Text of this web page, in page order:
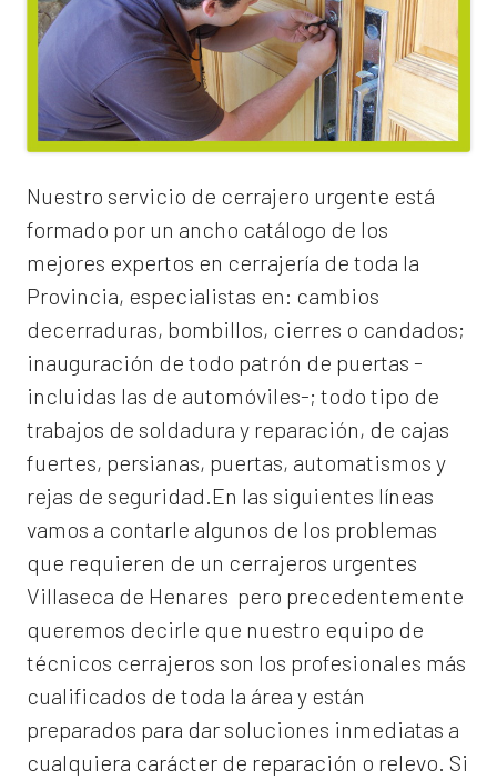
Nuestro servicio de cerrajero urgente está
formado por un ancho catálogo de los
mejores expertos en cerrajería de toda la
Provincia, especialistas en: cambios
decerraduras, bombillos, cierres o candados;
inauguración de todo patrón de puertas -
incluidas las de automóviles-; todo tipo de
trabajos de soldadura y reparación, de cajas
fuertes, persianas, puertas, automatismos y
rejas de seguridad.En las siguientes líneas
vamos a contarle algunos de los problemas
que requieren de un cerrajeros urgentes
Villaseca de Henares pero precedentemente
queremos decirle que nuestro equipo de
técnicos cerrajeros son los profesionales más
cualificados de toda la área y están
preparados para dar soluciones inmediatas a
cualquiera carácter de reparación o relevo. Si